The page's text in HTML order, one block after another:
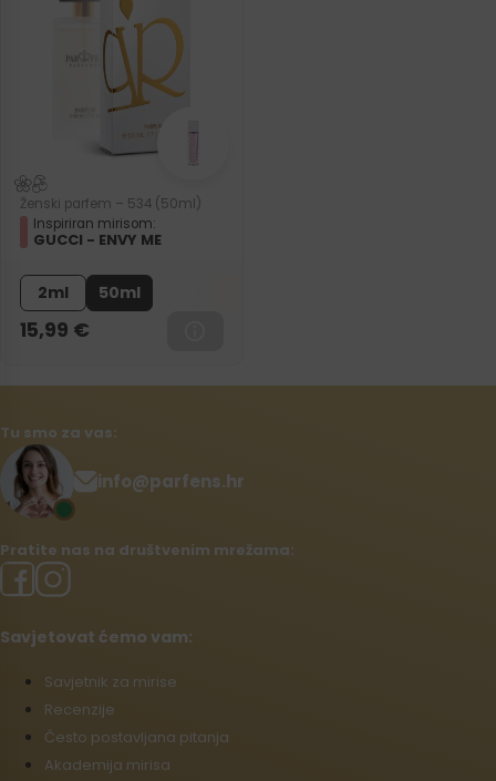
Ženski parfem – 534 (50ml)
Inspiriran mirisom:
GUCCI - ENVY ME
2ml 50ml
15,99 €
Tu smo za vas:
info@parfens.hr
Pratite nas na društvenim mrežama:
Savjetovat ćemo vam:
Savjetnik za mirise
Recenzije
Često postavljana pitanja
Akademija mirisa